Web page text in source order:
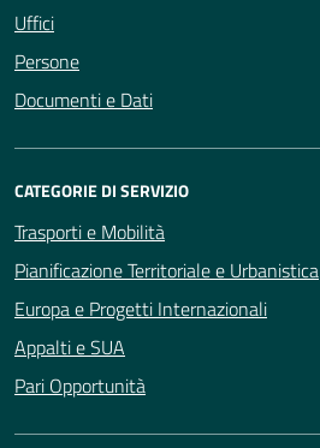
Uffici
Persone
Documenti e Dati
CATEGORIE DI SERVIZIO
Trasporti e Mobilità
Pianificazione Territoriale e Urbanistica
Europa e Progetti Internazionali
Appalti e SUA
Pari Opportunità